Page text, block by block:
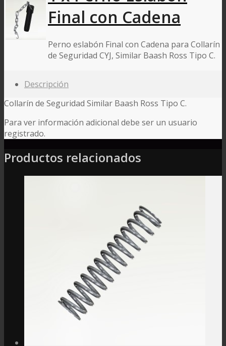
Final con Cadena
Perno eslabón Final con Cadena para Collarín
de Seguridad CYJ, Similar Baash Ross Tipo C.
Descripción
Collarín de Seguridad Similar Baash Ross Tipo C.
Para ver información adicional debe ser un usuario
registrado.
Productos relacionados